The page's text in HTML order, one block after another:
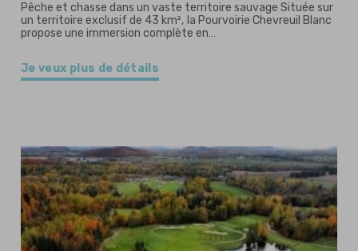
Pêche et chasse dans un vaste territoire sauvage Située sur
un territoire exclusif de 43 km², la Pourvoirie Chevreuil Blanc
propose une immersion complète en…
Je veux plus de détails